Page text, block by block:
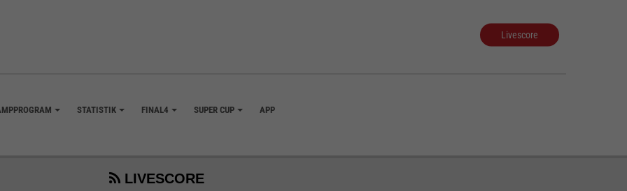
Livescore
STATISTIK FINAL4 SUPER CUP APP
LIVESCORE